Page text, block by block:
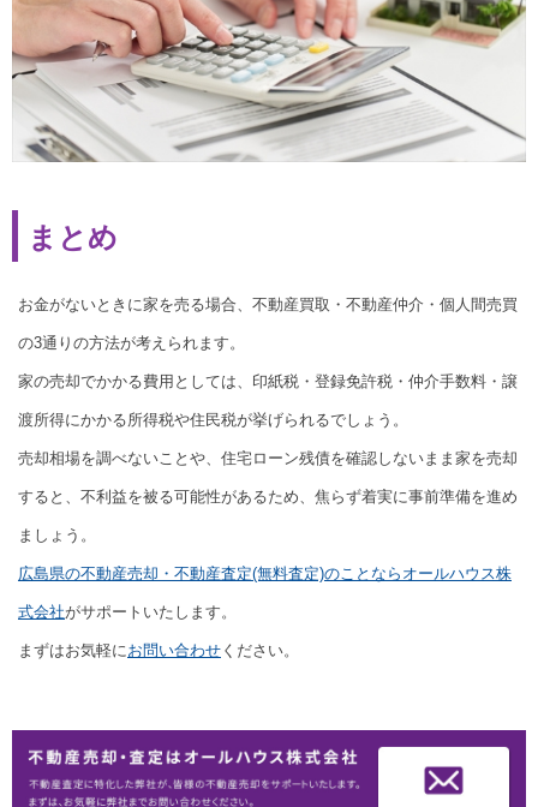
まとめ
お金がないときに家を売る場合、不動産買取・不動産仲介・個人間売買
の3通りの方法が考えられます。
家の売却でかかる費用としては、印紙税・登録免許税・仲介手数料・譲
渡所得にかかる所得税や住民税が挙げられるでしょう。
売却相場を調べないことや、住宅ローン残債を確認しないまま家を売却
すると、不利益を被る可能性があるため、焦らず着実に事前準備を進め
ましょう。
広島県の不動産売却・不動産査定(無料査定)のことならオールハウス株
式会社がサポートいたします。
まずはお気軽に お問い合わせ ください。